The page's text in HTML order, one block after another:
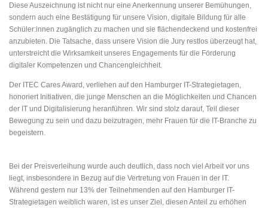
Diese Auszeichnung ist nicht nur eine Anerkennung unserer Bemühungen,
sondern auch eine Bestätigung für unsere Vision, digitale Bildung für alle
Schüler:innen zugänglich zu machen und sie flächendeckend und kostenfrei
anzubieten. Die Tatsache, dass unsere Vision die Jury restlos überzeugt hat,
unterstreicht die Wirksamkeit unseres Engagements für die Förderung
digitaler Kompetenzen und Chancengleichheit.
Der ITEC Cares Award, verliehen auf den Hamburger IT-Strategietagen,
honoriert Initiativen, die junge Menschen an die Möglichkeiten und Chancen
der IT und Digitalisierung heranführen. Wir sind stolz darauf, Teil dieser
Bewegung zu sein und dazu beizutragen, mehr Frauen für die IT-Branche zu
begeistern.
Bei der Preisverleihung wurde auch deutlich, dass noch viel Arbeit vor uns
liegt, insbesondere in Bezug auf die Vertretung von Frauen in der IT.
Während gestern nur 13% der Teilnehmenden auf den Hamburger IT-
Strategietagen weiblich waren, ist es unser Ziel, diesen Anteil zu erhöhen